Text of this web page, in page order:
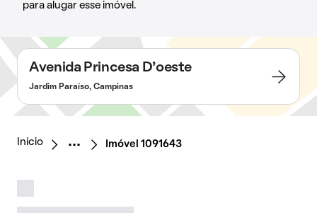
para alugar esse imóvel.
Avenida Princesa D’oeste
Jardim Paraíso, Campinas
Início Imóvel 1091643